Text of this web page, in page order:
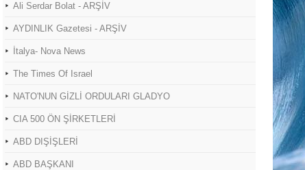
Ali Serdar Bolat - ARŞİV
AYDINLIK Gazetesi - ARŞİV
İtalya- Nova News
The Times Of Israel
NATO'NUN GİZLİ ORDULARI GLADYO
CIA 500 ÖN ŞİRKETLERİ
ABD DIŞİŞLERİ
ABD BAŞKANI